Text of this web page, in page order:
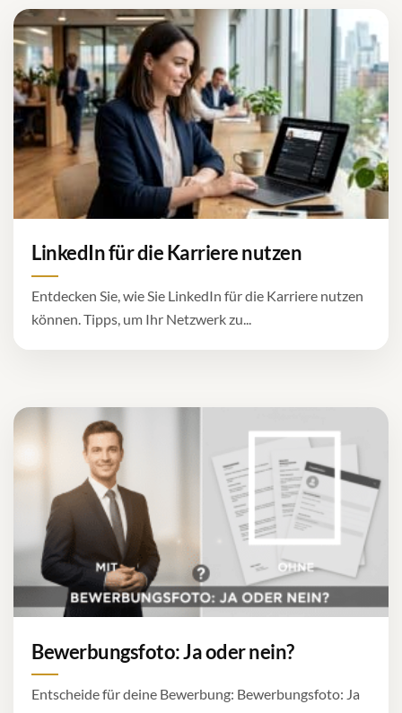
LinkedIn für die Karriere nutzen
Entdecken Sie, wie Sie LinkedIn für die Karriere nutzen
können. Tipps, um Ihr Netzwerk zu...
Bewerbungsfoto: Ja oder nein?
Entscheide für deine Bewerbung: Bewerbungsfoto: Ja